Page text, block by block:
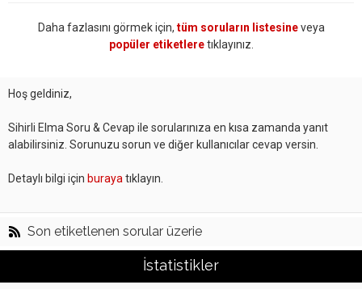
Daha fazlasını görmek için, tüm soruların listesineveya
popüler etiketleretıklayınız.
Hoş geldiniz,
Sihirli Elma Soru & Cevap ile sorularınıza en kısa zamanda yanıt
alabilirsiniz. Sorunuzu sorun ve diğer kullanıcılar cevap versin.
Detaylı bilgi için buraya tıklayın.
Son etiketlenen sorular üzerie
İstatistikler